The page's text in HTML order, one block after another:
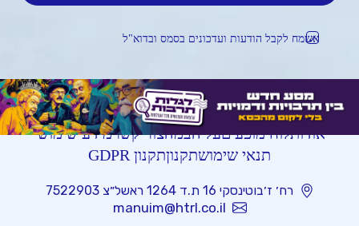
אשמח לקבל הודעות ועדכונים בסמס ובדוא"ל
אודותלוח מופעיםעל הבמהצור קשרמידע שימושי
תנאי שימושתקנוןתקנון GDPR
רח׳ ז׳בוטינסקי 16 ת.ד 1264 ראשל״צ 7522903
manuim@htrl.co.il